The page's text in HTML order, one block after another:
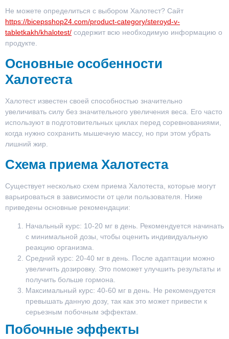
Не можете определиться с выбором Халотест? Сайт
https://bicepsshop24.com/product-category/steroyd-v-
tabletkakh/khalotest/ содержит всю необходимую информацию о
продукте.
Основные особенности
Халотеста
Халотест известен своей способностью значительно
увеличивать силу без значительного увеличения веса. Его часто
используют в подготовительных циклах перед соревнованиями,
когда нужно сохранить мышечную массу, но при этом убрать
лишний жир.
Схема приема Халотеста
Существует несколько схем приема Халотеста, которые могут
варьироваться в зависимости от цели пользователя. Ниже
приведены основные рекомендации:
Начальный курс: 10-20 мг в день. Рекомендуется начинать
с минимальной дозы, чтобы оценить индивидуальную
реакцию организма.
Средний курс: 20-40 мг в день. После адаптации можно
увеличить дозировку. Это поможет улучшить результаты и
получить больше гормона.
Максимальный курс: 40-60 мг в день. Не рекомендуется
превышать данную дозу, так как это может привести к
серьезным побочным эффектам.
Побочные эффекты